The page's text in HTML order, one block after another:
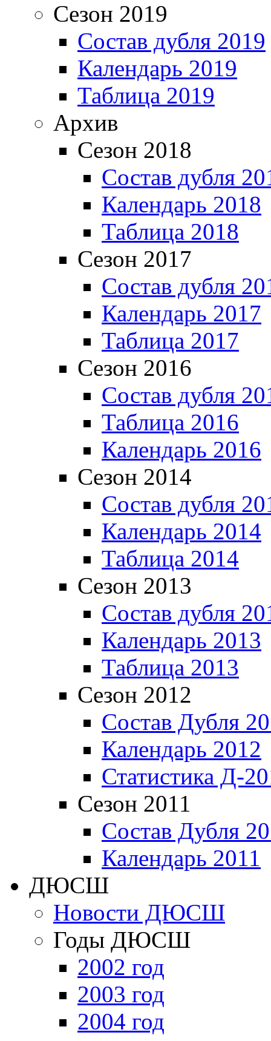
Сезон 2019
Состав дубля 2019
Календарь 2019
Таблица 2019
Архив
Сезон 2018
Состав дубля
Календарь 2018
Таблица 2018
Сезон 2017
Состав дубля
Календарь 2017
Таблица 2017
Сезон 2016
Состав дубля
Таблица 2016
Календарь 2016
Сезон 2014
Состав дубля
Календарь 2014
Таблица 2014
Сезон 2013
Состав дубля
Календарь 2013
Таблица 2013
Сезон 2012
Состав Дубля
Календарь 2012
Статистика Д-
Сезон 2011
Состав Дубля
Календарь 2011
ДЮСШ
Новости ДЮСШ
Годы ДЮСШ
2002 год
2003 год
2004 год